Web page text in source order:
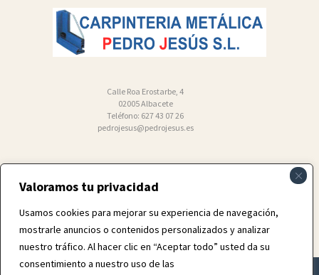
Valoramos tu privacidad
Usamos cookies para mejorar su experiencia de navegación,
mostrarle anuncios o contenidos personalizados y analizar
nuestro tráfico. Al hacer clic en “Aceptar todo” usted da su
consentimiento a nuestro uso de las
Calle Roa Erostarbe, 4
02005 Albacete
Teléfono: 627 43 07 26
pedrojesus@pedrojesus.es